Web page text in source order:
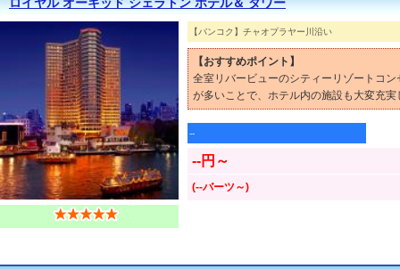
【バンコク】チャオプラヤー川沿い
【おすすめポイント】
全室リバービューのシティーリゾートコ
が多いことで、ホテル内の施設も大変充実
--
--円～
(--バーツ～)